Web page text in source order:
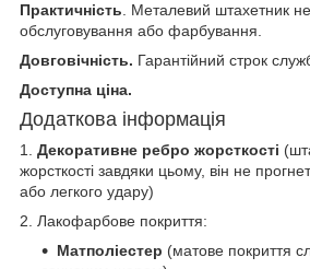
Практичність . Металевий штахетник
обслуговування або фарбування.
Довговічність. Гарантійний строк
Доступна ціна.
Додаткова інформація
1. Декоративне ребро жорсткості
жорсткості завдяки цьому, він не
або легкого удару)
2. Лакофарбове покриття:
Матполіестер (матове покриття